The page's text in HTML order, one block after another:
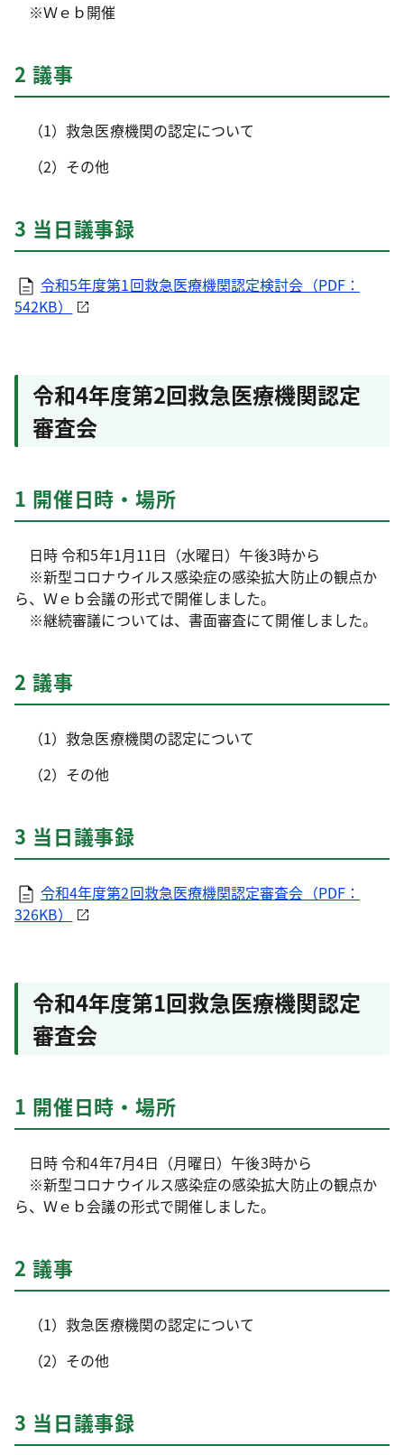
※Ｗｅｂ開催
2 議事
（1）救急医療機関の認定について
（2）その他
3 当日議事録
令和5年度第1回救急医療機関認定検討会（PDF：
542KB）
令和4年度第2回救急医療機関認定
審査会
1 開催日時・場所
日時 令和5年1月11日（水曜日）午後3時から
※新型コロナウイルス感染症の感染拡大防止の観点か
ら、Ｗｅｂ会議の形式で開催しました。
※継続審議については、書面審査にて開催しました。
2 議事
（1）救急医療機関の認定について
（2）その他
3 当日議事録
令和4年度第2回救急医療機関認定審査会（PDF：
326KB）
令和4年度第1回救急医療機関認定
審査会
1 開催日時・場所
日時 令和4年7月4日（月曜日）午後3時から
※新型コロナウイルス感染症の感染拡大防止の観点か
ら、Ｗｅｂ会議の形式で開催しました。
2 議事
（1）救急医療機関の認定について
（2）その他
3 当日議事録